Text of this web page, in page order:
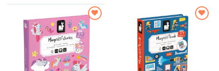
Dodajte
na listu
Dodajte